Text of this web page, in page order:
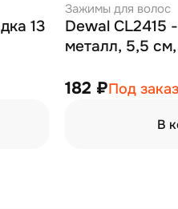
13
Зажимы для волос
Dewal CL2415
металл, 5,5
182 ₽Под заказ
В